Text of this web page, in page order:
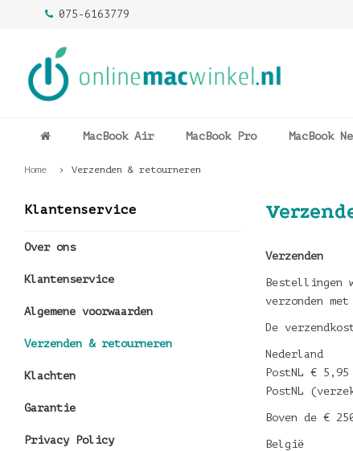
075-6163779
MacBook Air MacBook Pro MacBook
Home Verzenden & retourneren
Klantenservice
Over ons
Klantenservice
Algemene voorwaarden
Verzenden & retourneren
Klachten
Garantie
Privacy Policy
Verzenden
Bestellingen
verzonden met
De
Nederland
PostNL € 5,95
PostNL
Boven de €
België